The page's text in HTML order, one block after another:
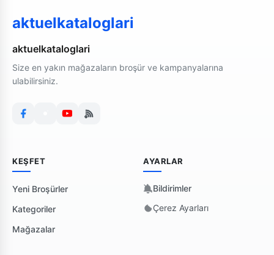
aktuelkataloglari
aktuelkataloglari
Size en yakın mağazaların broşür ve kampanyalarına
ulabilirsiniz.
KEŞFET
Yeni Broşürler
Kategoriler
Mağazalar
AYARLAR
Bildirimler
Çerez Ayarları